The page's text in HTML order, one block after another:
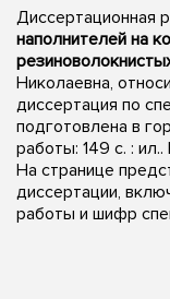
Диссертационная
наполнителей на
Николаевна,
диссертация по
подготовлена в
работы: 149 с. :
На странице
диссертации,
работы и шифр